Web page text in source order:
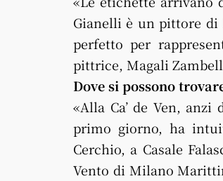
Gianelli è un pittore di
perfetto per
pittrice, Magali
Dove si possono
«Alla Ca’ de Ven,
primo giorno, ha
Cerchio, a Casale
Vento di Milano